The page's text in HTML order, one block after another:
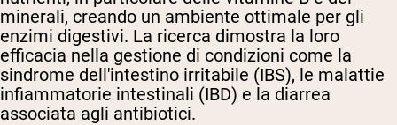
minerali, creando un ambiente ottimale per gli
enzimi digestivi. La ricerca dimostra la loro
efficacia nella gestione di condizioni come la
sindrome dell'intestino irritabile (IBS), le malattie
infiammatorie intestinali (IBD) e la diarrea
associata agli antibiotici.